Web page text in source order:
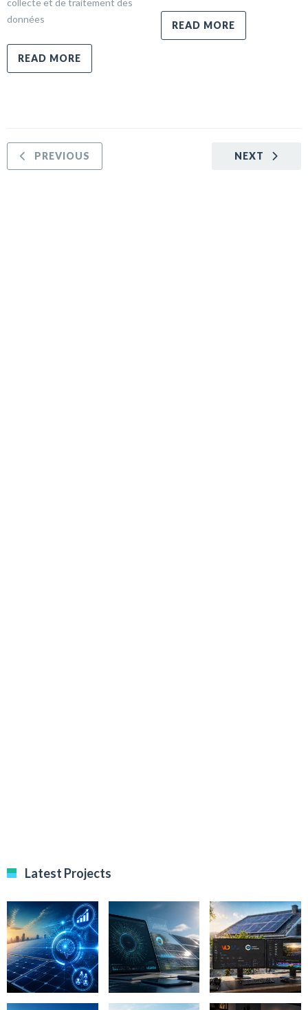
collecte et de traitement des
données
READ MORE
READ MORE
NEXT
PREVIOUS
Latest Projects